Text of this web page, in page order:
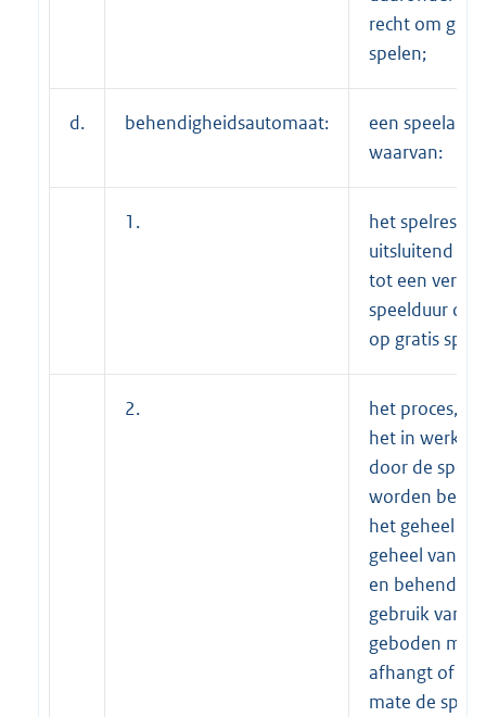
recht om
spelen;
d. behendigheidsautomaat:
een
waarvan:
1.
het
uitsluitend
tot een
speelduur of
op gratis
2.
het proces,
het in
door de
worden
het geheel of
geheel van
en
gebruik van
geboden
afhangt of en
mate de